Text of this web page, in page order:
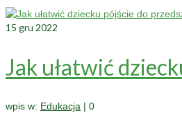
15 gru 2022
Jak ułatwić
wpis w: Edukacja | 0